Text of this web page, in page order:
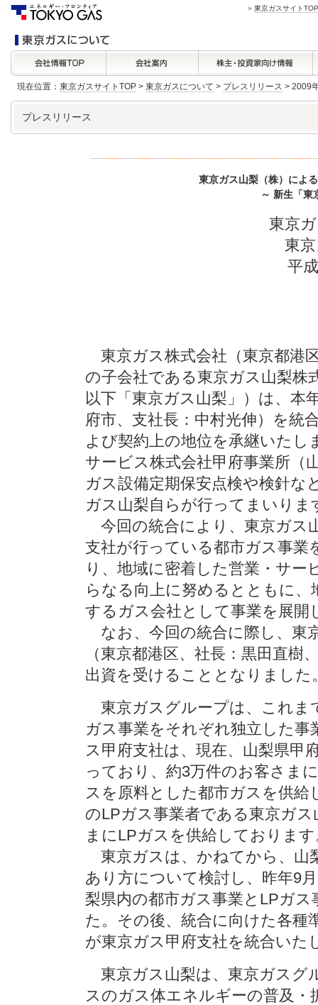
東京ガスサイトTOP
現在位置： 東京ガスサイトTOP > 東京ガスについて > プレスリリース > 2009
プレスリリース
東京ガス山梨（株）によ
～ 新生「東
東京
東
平
東京ガス株式会社（東京都港
の子会社である東京ガス山梨株
以下「東京ガス山梨」）は、本
府市、支社長：中村光伸）を統
よび契約上の地位を承継いた
サービス株式会社甲府事業所（
ガス設備定期保安点検や検針な
ガス山梨自らが行ってまいりま
今回の統合により、東京ガス
支社が行っている都市ガス事業
り、地域に密着した営業・サ
らなる向上に努めるとともに
するガス会社として事業を展開
なお、今回の統合に際し、東
（東京都港区、社長：黒田直樹
出資を受けることとなりました
東京ガスグループは、これま
ガス事業をそれぞれ独立した
ス甲府支社は、現在、山梨県甲
っており、約3万件のお客さま
スを原料とした都市ガスを供
のLPガス事業者である東京ガ
まにLPガスを供給しておりま
東京ガスは、かねてから、山
あり方について検討し、昨年9
梨県内の都市ガス事業とLPガ
た。その後、統合に向けた各種
が東京ガス甲府支社を統合いた
東京ガス山梨は、東京ガスグ
スのガス体エネルギーの普及